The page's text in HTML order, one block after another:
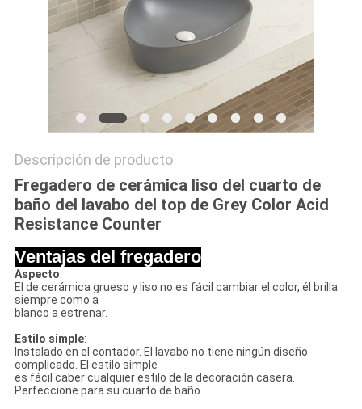
Descripción de producto
Fregadero de cerámica liso del cuarto de
baño del lavabo del top de Grey Color Acid
Resistance Counter
Ventajas del fregadero
Aspecto:
El de cerámica grueso y liso no es fácil cambiar el color, él brilla
siempre como a
blanco a estrenar.
Estilo simple:
Instalado en el contador. El lavabo no tiene ningún diseño
complicado. El estilo simple
es fácil caber cualquier estilo de la decoración casera.
Perfeccione para su cuarto de baño.